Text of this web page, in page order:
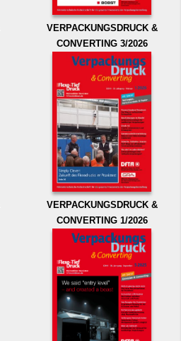
VERPACKUNGSDRUCK &
CONVERTING 3/2026
VERPACKUNGSDRUCK &
CONVERTING 1/2026